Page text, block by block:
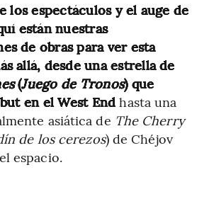
los espectáculos y el auge de
están nuestras
de obras para ver esta
allá, desde una estrella de
(Juego de Tronos) que
en el West End hasta una
asiática de The Cherry
de los cerezos) de Chéjov
espacio.